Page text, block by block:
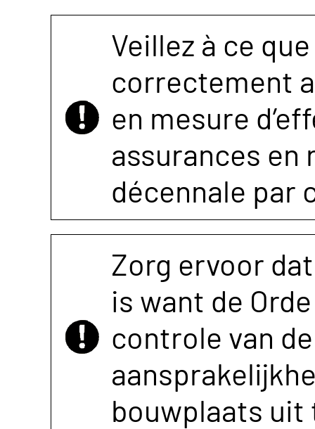
Veillez à ce
correctement
en mesure
assurances
décennale par
Zorg ervoor
is want de
controle van
bouwplaats uit